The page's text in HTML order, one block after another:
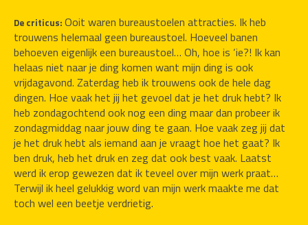
De criticus: Ooit waren bureaustoelen attracties. Ik heb
trouwens helemaal geen bureaustoel. Hoeveel banen
behoeven eigenlijk een bureaustoel… Oh, hoe is ‘ie?! Ik kan
helaas niet naar je ding komen want mijn ding is ook
vrijdagavond. Zaterdag heb ik trouwens ook de hele dag
dingen. Hoe vaak het jij het gevoel dat je het druk hebt? Ik
heb zondagochtend ook nog een ding maar dan probeer ik
zondagmiddag naar jouw ding te gaan. Hoe vaak zeg jij dat
je het druk hebt als iemand aan je vraagt hoe het gaat? Ik
ben druk, heb het druk en zeg dat ook best vaak. Laatst
werd ik erop gewezen dat ik teveel over mijn werk praat…
Terwijl ik heel gelukkig word van mijn werk maakte me dat
toch wel een beetje verdrietig.